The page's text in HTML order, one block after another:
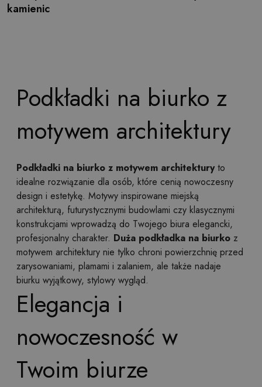
kamienic
Podkładki na biurko z
motywem architektury
Podkładki na biurko z motywem architekturyto
idealne rozwiązanie dla osób, które cenią nowoczesny
design i estetykę. Motywy inspirowane miejską
architekturą, futurystycznymi budowlami czy klasycznymi
konstrukcjami wprowadzą do Twojego biura elegancki,
profesjonalny charakter. Duża podkładka na biurko z
motywem architektury nie tylko chroni powierzchnię przed
zarysowaniami, plamami i zalaniem, ale także nadaje
biurku wyjątkowy, stylowy wygląd.
Elegancja i
nowoczesność w
Twoim biurze